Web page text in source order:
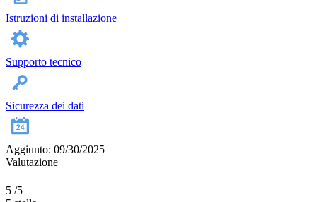
Istruzioni di installazione
Supporto tecnico
Sicurezza dei dati
Aggiunto: 09/30/2025
Valutazione
5 /5